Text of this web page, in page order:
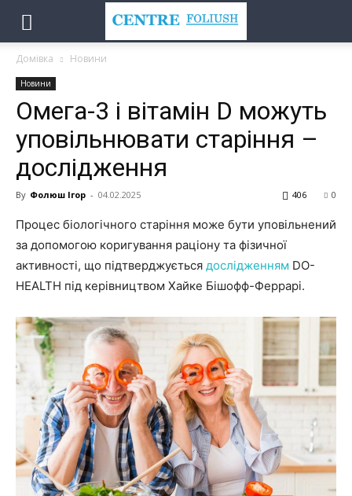
Домівка Новини
Новини
Омега-3 і вітамін D можуть
уповільнювати старіння –
дослідження
By Фолюш Ігор - 04.02.2025 0
406
Процес біологічного старіння може бути уповільнений
за допомогою коригування раціону та фізичної
активності, що підтверджується дослідженням DO-
HEALTH під керівництвом Хайке Бішофф-Феррарі.